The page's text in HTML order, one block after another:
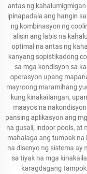
antas ng
ipinapadala ang hangin
ng kombinasyon ng
alisin ang labis na
optimal na antas ng
kanyang sopistikadong
sa mga kondisyon sa
operasyon upang
mayroong maramihang
kung kinakailangan,
maayos na
pansing aplikasyon ang
na gusali, indoor pools, at
mahalaga ang tumpak
na disenyo ng sistema
sa tiyak na mga
karagdagang